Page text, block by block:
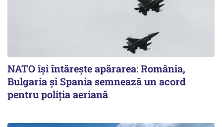
NATO își întărește apărarea: România,
Bulgaria și Spania semnează un acord
pentru poliția aeriană